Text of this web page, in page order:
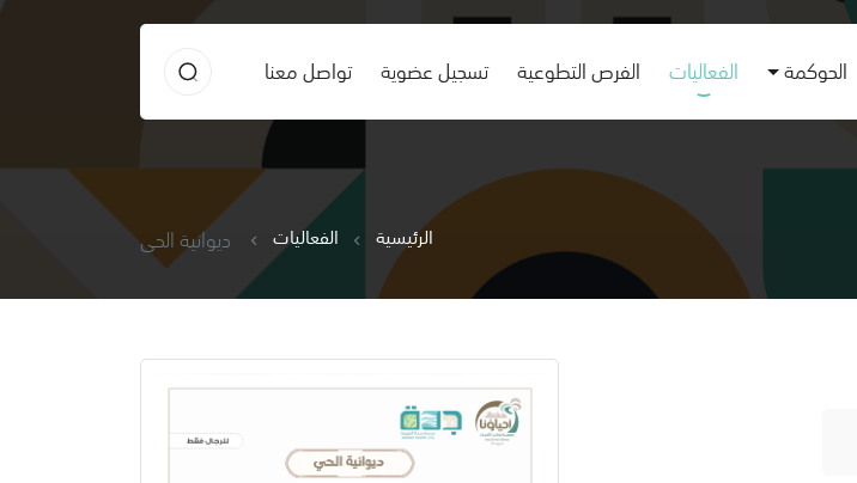
الحوكمة الفعاليات الفرص التطوعية تسجيل عضوية تواصل معنا
الرئيسية الفعاليات ديوانية الحي